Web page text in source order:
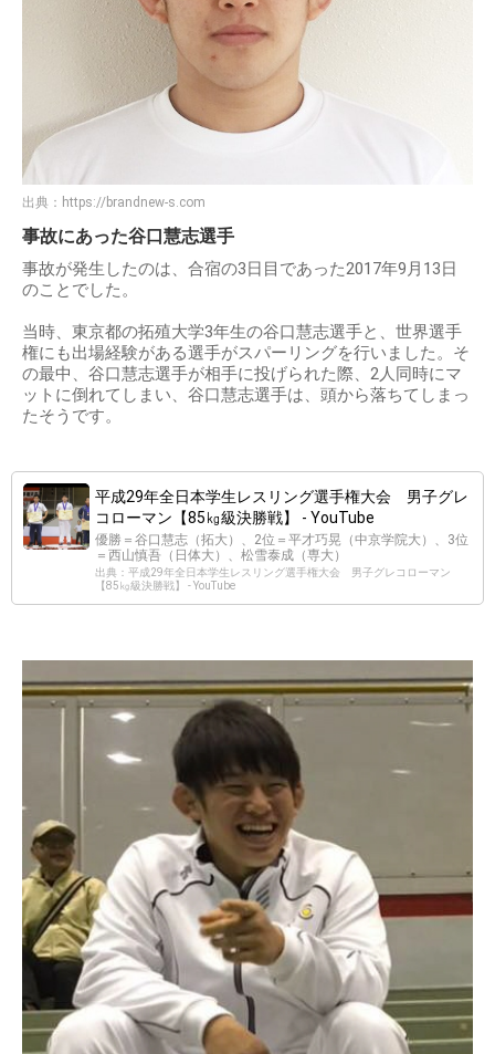
出典： https://brandnew-s.com
事故にあった谷口慧志選手
事故が発生したのは、合宿の3日目であった2017年9月13日
のことでした。
当時、東京都の拓殖大学3年生の谷口慧志選手と、世界選手
権にも出場経験がある選手がスパーリングを行いました。そ
の最中、谷口慧志選手が相手に投げられた際、2人同時にマ
ットに倒れてしまい、谷口慧志選手は、頭から落ちてしまっ
たそうです。
平成29年全日本学生レスリング選手権大会 男子グレ
コローマン【85㎏級決勝戦】 - YouTube
優勝＝谷口慧志（拓大）、2位＝平才巧晃（中京学院大）、3位
＝西山慎吾（日体大）、松雪泰成（専大）
出典：平成29年全日本学生レスリング選手権大会 男子グレコローマン
【85㎏級決勝戦】 - YouTube